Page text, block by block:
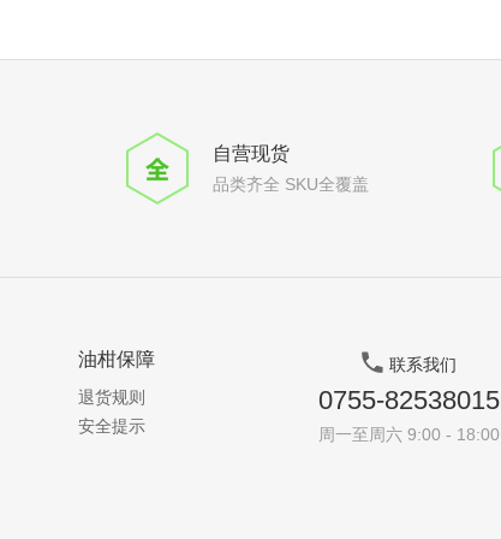
自营现货
品类齐全 SKU全覆盖
油柑保障
退货规则
安全提示
联系我们
0755-82538015
周一至周六 9:00 - 18:00